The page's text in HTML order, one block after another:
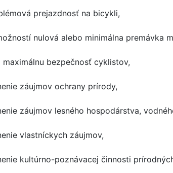
prejazdnosť na bicykli,
nulová alebo minimálna premávka
maximálnu bezpečnosť cyklistov,
záujmov ochrany prírody,
záujmov lesného hospodárstva,
vlastníckych záujmov,
kultúrno-poznávacej činnosti